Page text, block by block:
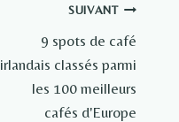
SUIVANT
9 spots de café
irlandais classés parmi
les 100 meilleurs
cafés d'Europe